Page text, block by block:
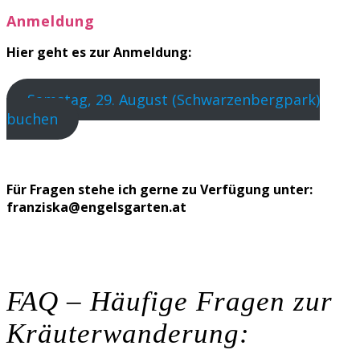
Anmeldung
Hier geht es zur Anmeldung:
Samstag, 29. August (Schwarzenbergpark)
buchen
Für Fragen stehe ich gerne zu Verfügung unter:
franziska@engelsgarten.at
FAQ – Häufige Fragen zur
Kräuterwanderung: